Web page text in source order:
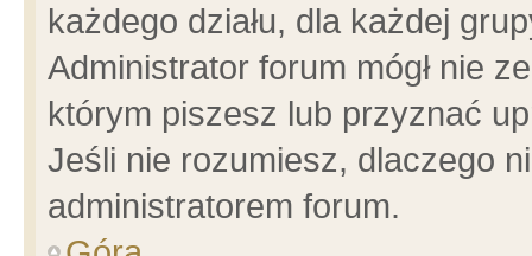
każdego działu, dla każdej
Administrator forum mógł nie
którym piszesz lub przyznać
Jeśli nie rozumiesz, dlaczego
administratorem forum.